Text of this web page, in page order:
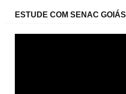
ESTUDE COM SENAC GOIÁS